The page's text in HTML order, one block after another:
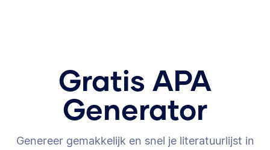
Gratis APA
Generator
Genereer gemakkelijk en snel je literatuurlijst in